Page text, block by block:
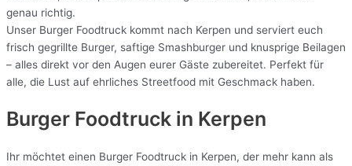
genau richtig.
Unser Burger Foodtruck kommt nach Kerpen und serviert euch
frisch gegrillte Burger, saftige Smashburger und knusprige Beilagen
– alles direkt vor den Augen eurer Gäste zubereitet. Perfekt für
alle, die Lust auf ehrliches Streetfood mit Geschmack haben.
Burger Foodtruck in Kerpen
Ihr möchtet einen Burger Foodtruck in Kerpen, der mehr kann als